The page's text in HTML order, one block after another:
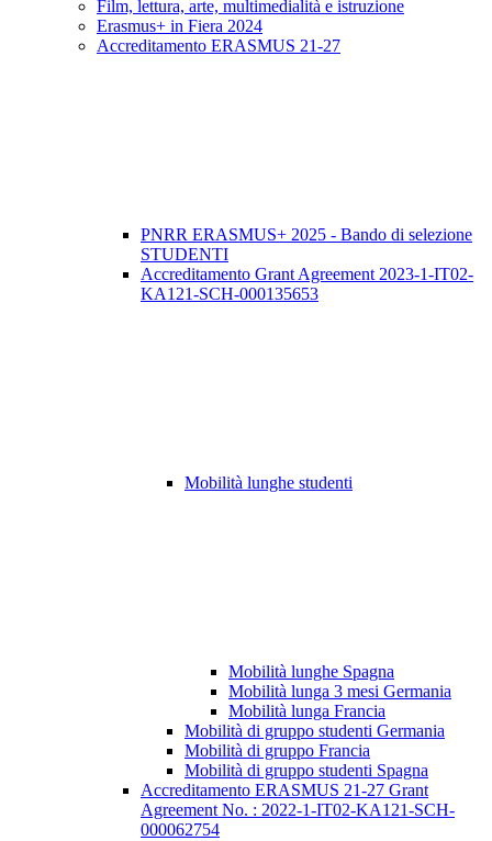
Film, lettura, arte, multimedialità e istruzione
Erasmus+ in Fiera 2024
Accreditamento ERASMUS 21-27
PNRR ERASMUS+ 2025 - Bando di selezione
STUDENTI
Accreditamento Grant Agreement 2023-1-IT02-
KA121-SCH-000135653
Mobilità lunghe studenti
Mobilità lunghe Spagna
Mobilità lunga 3 mesi Germania
Mobilità lunga Francia
Mobilità di gruppo studenti Germania
Mobilità di gruppo Francia
Mobilità di gruppo studenti Spagna
Accreditamento ERASMUS 21-27 Grant
Agreement No. : 2022-1-IT02-KA121-SCH-
000062754